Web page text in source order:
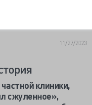
11/27/2023
клиники,
сжуленное»,